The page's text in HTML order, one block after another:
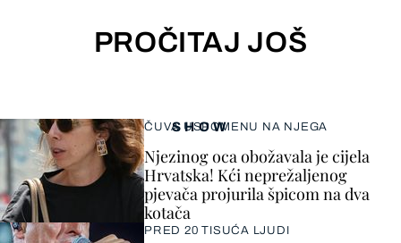
PROČITAJ JOŠ
SHOW
ČUVA USPOMENU NA NJEGA
Njezinog oca obožavala je cijela
Hrvatska! Kći neprežaljenog
pjevača projurila špicom na dva
kotača
PRED 20 TISUĆA LJUDI